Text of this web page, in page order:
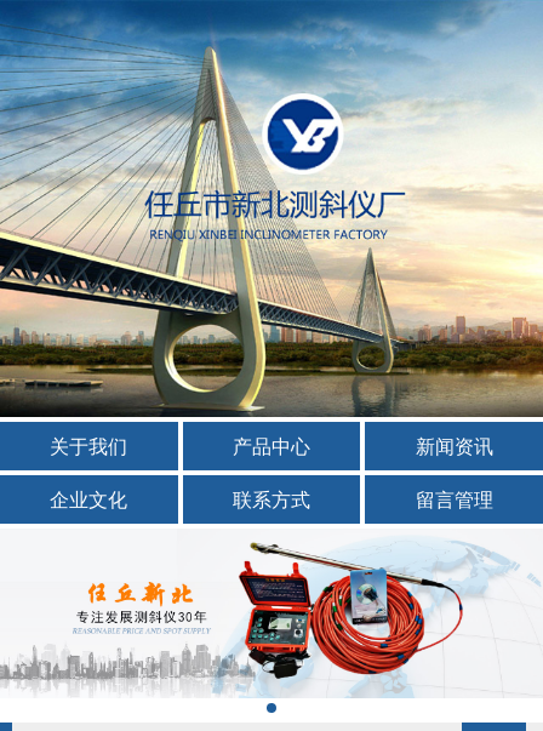
关于我们 产品中心
新闻资讯
企业文化
联系方式 留言管理